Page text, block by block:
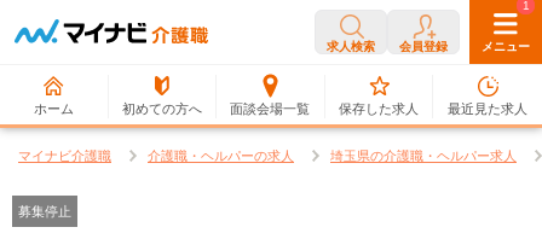
求人検索 会員登録 メニュー
ホーム 初めての方へ 面談会場一覧
0
保存した求人
1
最近見た求人
マイナビ介護職 介護職・ヘルパーの求人 埼玉県の介護職・ヘルパー求人
募集停止